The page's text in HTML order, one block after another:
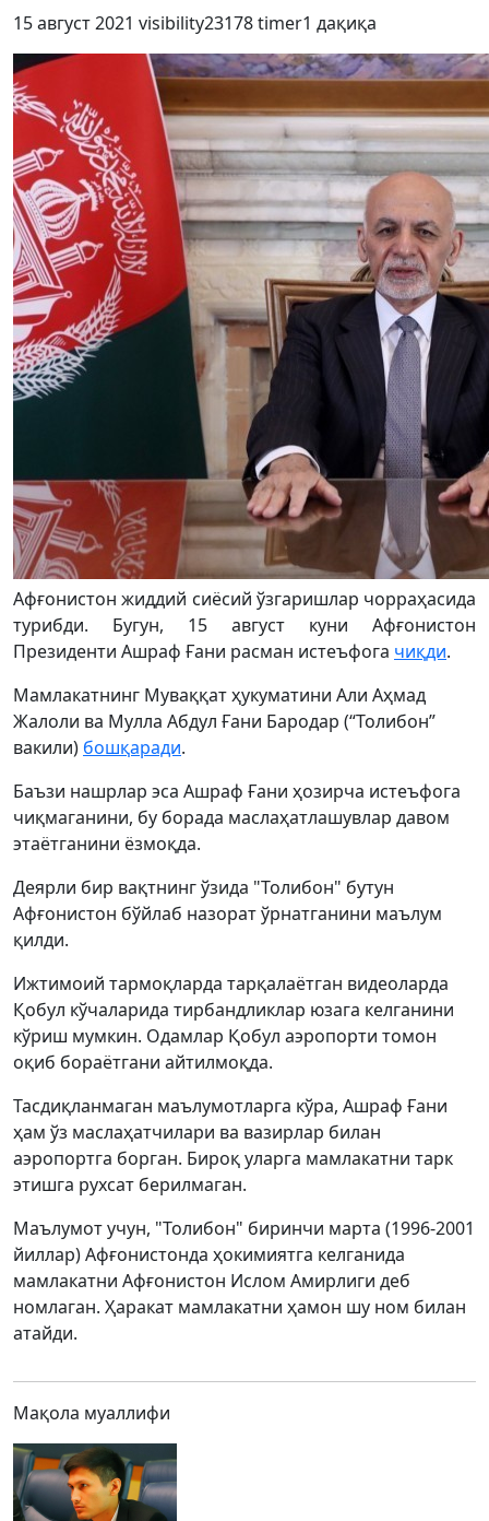
15 август 2021 visibility23178timer1 дақиқа
Афғонистон жиддий сиёсий ўзгаришлар чорраҳасида
турибди. Бугун, 15 август куни Афғонистон
Президенти Ашраф Ғани расман истеъфога чиқди.
Мамлакатнинг Муваққат ҳукуматини Aли Aҳмад
Жалоли ва Мулла Aбдул Ғани Бародар (“Толибон”
вакили) бошқаради.
Баъзи нашрлар эса Ашраф Ғани ҳозирча истеъфога
чиқмаганини, бу борада маслаҳатлашувлар давом
этаётганини ёзмоқда.
Деярли бир вақтнинг ўзида "Толибон" бутун
Афғонистон бўйлаб назорат ўрнатганини маълум
қилди.
Ижтимоий тармоқларда тарқалаётган видеоларда
Қобул кўчаларида тирбандликлар юзага келганини
кўриш мумкин. Одамлар Қобул аэропорти томон
оқиб бораётгани айтилмоқда.
Тасдиқланмаган маълумотларга кўра, Ашраф Ғани
ҳам ўз маслаҳатчилари ва вазирлар билан
аэропортга борган. Бироқ уларга мамлакатни тарк
этишга рухсат берилмаган.
Маълумот учун, "Толибон" биринчи марта (1996-2001
йиллар) Афғонистонда ҳокимиятга келганида
мамлакатни Афғонистон Ислом Амирлиги деб
номлаган. Ҳаракат мамлакатни ҳамон шу ном билан
атайди.
Мақола муаллифи